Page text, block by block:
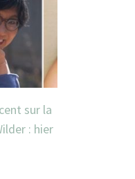
sur la
: hier